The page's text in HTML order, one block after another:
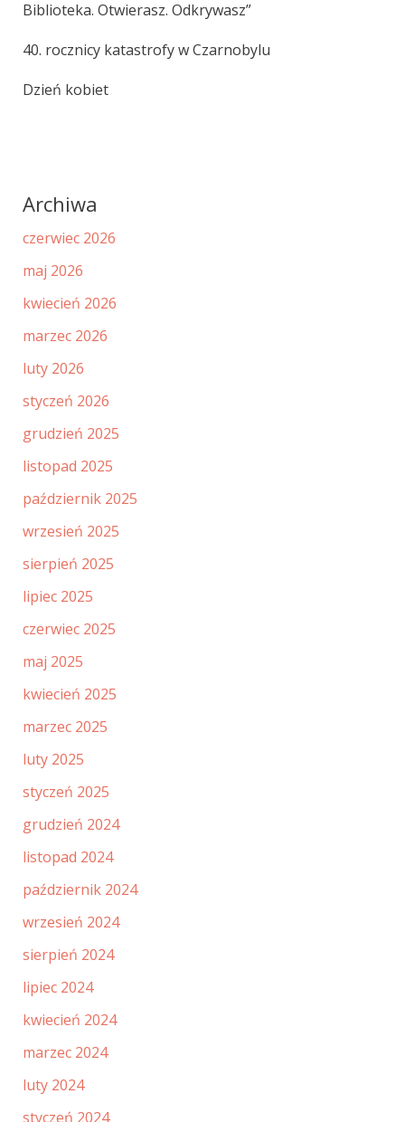
Biblioteka. Otwierasz. Odkrywasz”
40. rocznicy katastrofy w Czarnobylu
Dzień kobiet
Archiwa
czerwiec 2026
maj 2026
kwiecień 2026
marzec 2026
luty 2026
styczeń 2026
grudzień 2025
listopad 2025
październik 2025
wrzesień 2025
sierpień 2025
lipiec 2025
czerwiec 2025
maj 2025
kwiecień 2025
marzec 2025
luty 2025
styczeń 2025
grudzień 2024
listopad 2024
październik 2024
wrzesień 2024
sierpień 2024
lipiec 2024
kwiecień 2024
marzec 2024
luty 2024
styczeń 2024